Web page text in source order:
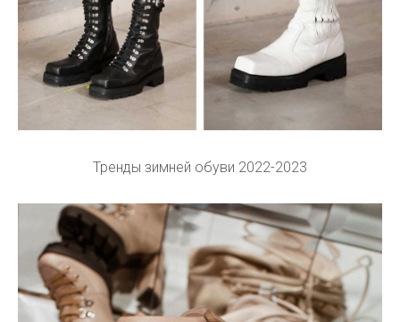
Тренды зимней обуви 2022-2023